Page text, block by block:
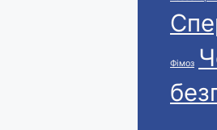
Фімоз